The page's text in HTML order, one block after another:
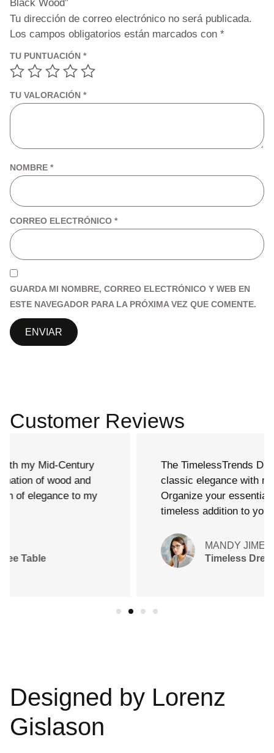
Black Wood”
Tu dirección de correo electrónico no será publicada.
Los campos obligatorios están marcados con *
TU PUNTUACIÓN *
TU VALORACIÓN *
NOMBRE *
CORREO ELECTRÓNICO *
GUARDA MI NOMBRE, CORREO ELECTRÓNICO Y WEB EN
ESTE NAVEGADOR PARA LA PRÓXIMA VEZ QUE COMENTE.
Customer Reviews
The TimelessTrends Dresser combines
classic elegance with modern functionality.
Organize your essentials in style with this
timeless addition to your bedroom
Designed by Lorenz
Gislason